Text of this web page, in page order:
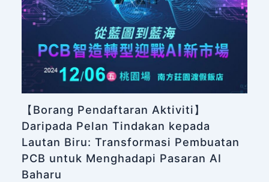
【Borang Pendaftaran Aktiviti】
Daripada Pelan Tindakan kepada
Lautan Biru: Transformasi Pembuatan
PCB untuk Menghadapi Pasaran AI
Baharu